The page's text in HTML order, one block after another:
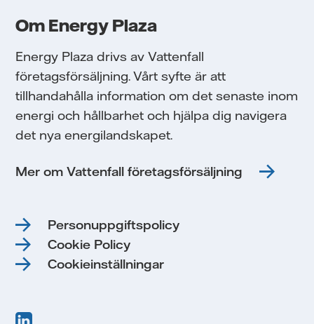
Om Energy Plaza
Energy Plaza drivs av Vattenfall
företagsförsäljning. Vårt syfte är att
tillhandahålla information om det senaste inom
energi och hållbarhet och hjälpa dig navigera
det nya energilandskapet.
Mer om Vattenfall företagsförsäljning
Personuppgiftspolicy
Cookie Policy
Cookieinställningar